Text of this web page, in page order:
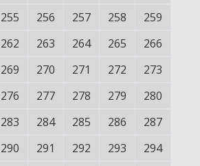
255 256 257 258
259
262 263 264 265
266
269 270 271 272
273
276 277 278 279
280
283 284 285 286
287
290 291 292 293
294